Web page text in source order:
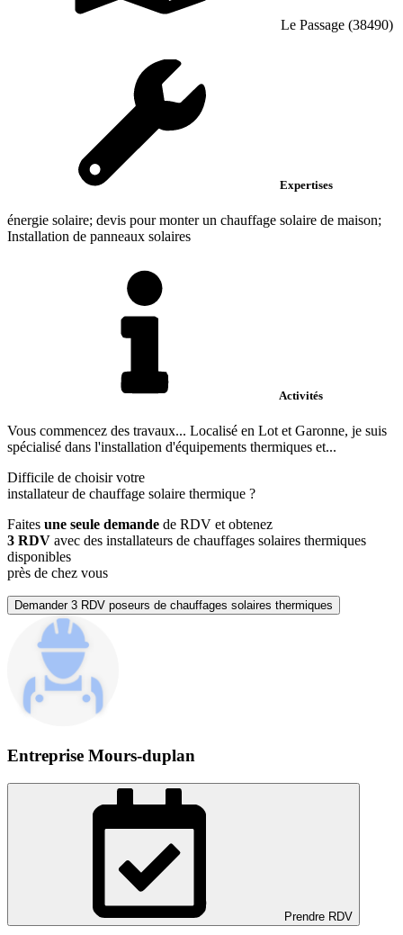
Le Passage (38490)
Expertises
énergie solaire; devis pour monter un chauffage solaire de maison;
Installation de panneaux solaires
Activités
Vous commencez des travaux... Localisé en Lot et Garonne, je suis
spécialisé dans l'installation d'équipements thermiques et...
Difficile de choisir votre
installateur de chauffage solaire thermique ?
Faites une seule demande de RDV et obtenez
3 RDV avec des installateurs de chauffages solaires thermiques
disponibles
près de chez vous
Demander 3 RDV poseurs de chauffages solaires thermiques
Entreprise Mours-duplan
Prendre RDV